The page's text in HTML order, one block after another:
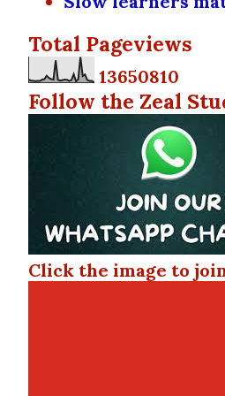
Total Pageviews
13650810
Follow the Zeal
Click the image to